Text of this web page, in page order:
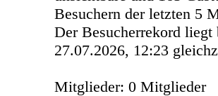
Besuchern der letzten 5
Der Besucherrekord
27.07.2026, 12:23
Mitglieder: 0 Mitglieder